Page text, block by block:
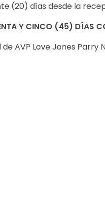
(20) días desde la
Y CINCO (45) DÍAS
AVP Love Jones Parry